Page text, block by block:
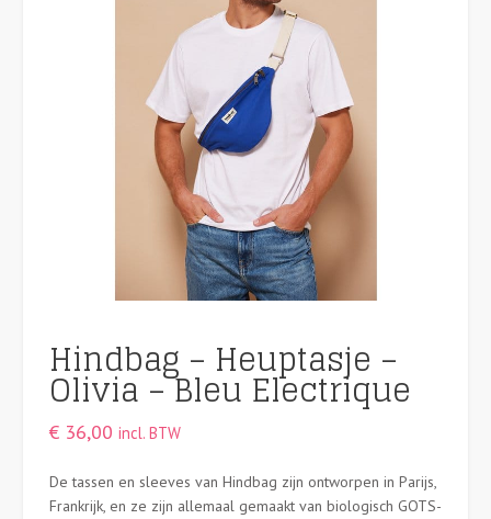
Hindbag – Heuptasje –
Olivia – Bleu Electrique
€ 36,00 incl. BTW
De tassen en sleeves van Hindbag zijn ontworpen in Parijs,
Frankrijk, en ze zijn allemaal gemaakt van biologisch GOTS-